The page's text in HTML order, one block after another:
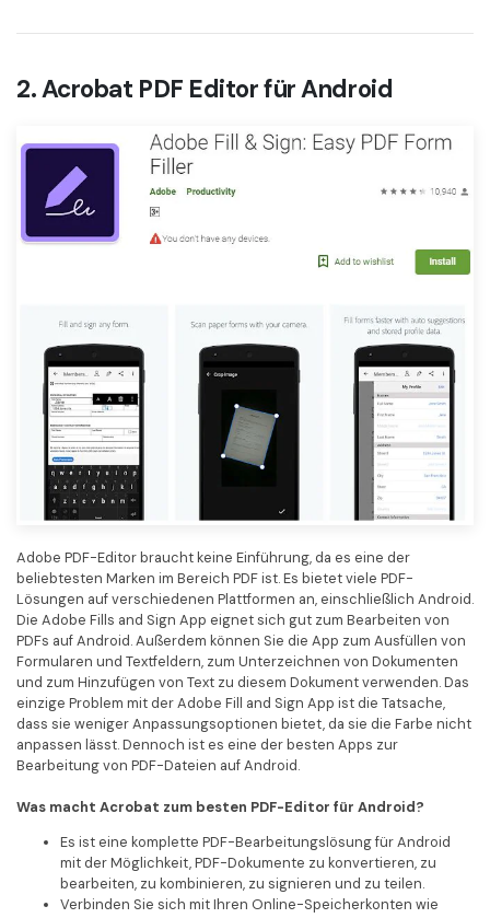
2. Acrobat PDF Editor für Android
Adobe PDF-Editor braucht keine Einführung, da es eine der
beliebtesten Marken im Bereich PDF ist. Es bietet viele PDF-
Lösungen auf verschiedenen Plattformen an, einschließlich Android.
Die Adobe Fills and Sign App eignet sich gut zum Bearbeiten von
PDFs auf Android. Außerdem können Sie die App zum Ausfüllen von
Formularen und Textfeldern, zum Unterzeichnen von Dokumenten
und zum Hinzufügen von Text zu diesem Dokument verwenden. Das
einzige Problem mit der Adobe Fill and Sign App ist die Tatsache,
dass sie weniger Anpassungsoptionen bietet, da sie die Farbe nicht
anpassen lässt. Dennoch ist es eine der besten Apps zur
Bearbeitung von PDF-Dateien auf Android.
Was macht Acrobat zum besten PDF-Editor für Android?
Es ist eine komplette PDF-Bearbeitungslösung für Android
mit der Möglichkeit, PDF-Dokumente zu konvertieren, zu
bearbeiten, zu kombinieren, zu signieren und zu teilen.
Verbinden Sie sich mit Ihren Online-Speicherkonten wie